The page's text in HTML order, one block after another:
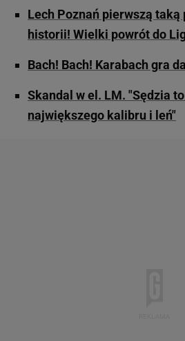
Lech Poznań pierwszą taką
historii! Wielki powrót do
Bach! Bach! Karabach gra
Skandal w el. LM. "Sędzia
największego kalibru i leń"